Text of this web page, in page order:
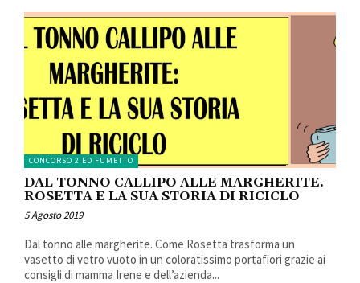
CONCORSO 2 ED FUMETTO
DAL TONNO CALLIPO ALLE MARGHERITE.
ROSETTA E LA SUA STORIA DI RICICLO
5 Agosto 2019
Dal tonno alle margherite. Come Rosetta trasforma un
vasetto di vetro vuoto in un coloratissimo portafiori grazie ai
consigli di mamma Irene e dell’azienda...